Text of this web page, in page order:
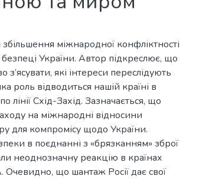
міжнародної конфліктності
України. Автор підкреслює, що
які інтереси переслідують
роль відводиться нашій країні в
лінії Схід-Захід. Зазначається, що
на міжнародні відносини
для компромісу щодо України.
в поєднанні з «брязканням» зброї
неоднозначну реакцію в країнах
що шантаж Росії дає свої